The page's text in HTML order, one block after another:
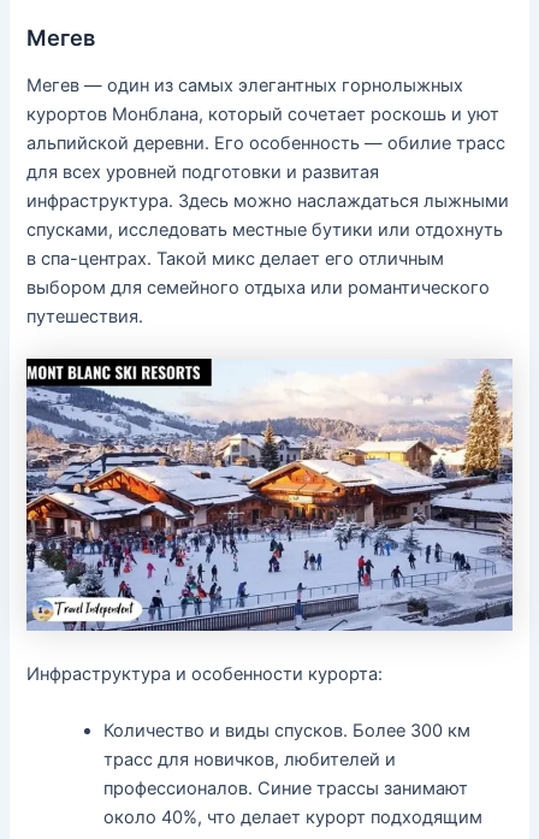
Мегев
Мегев — один из самых элегантных горнолыжных
курортов Монблана, который сочетает роскошь и уют
альпийской деревни. Его особенность — обилие трасс
для всех уровней подготовки и развитая
инфраструктура. Здесь можно наслаждаться лыжными
спусками, исследовать местные бутики или отдохнуть
в спа-центрах. Такой микс делает его отличным
выбором для семейного отдыха или романтического
путешествия.
Инфраструктура и особенности курорта:
Количество и виды спусков. Более 300 км
трасс для новичков, любителей и
профессионалов. Синие трассы занимают
около 40%, что делает курорт подходящим